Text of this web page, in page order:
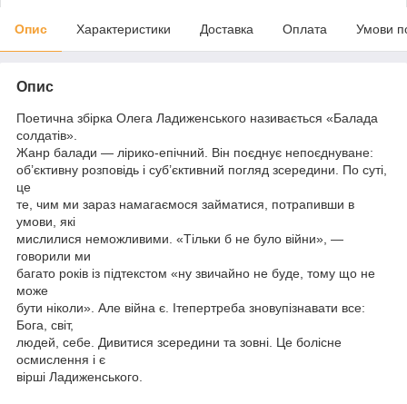
Опис Характеристики Доставка Оплата Умови
Опис
Поетична збірка Олега Ладиженського називається «Балада
солдатів».
Жанр балади — лірико-епічний. Він поєднує непоєднуване:
об’єктивну розповідь і суб’єктивний погляд зсередини. По суті,
це
те, чим ми зараз намагаємося займатися, потрапивши в
умови, які
мислилися неможливими. «Тільки б не було війни», —
говорили ми
багато років із підтекстом «ну звичайно не буде, тому що не
може
бути ніколи». Але війна є. Ітепертреба зновупізнавати все:
Бога, світ,
людей, себе. Дивитися зсередини та зовні. Це болісне
осмислення і є
вірші Ладиженського.